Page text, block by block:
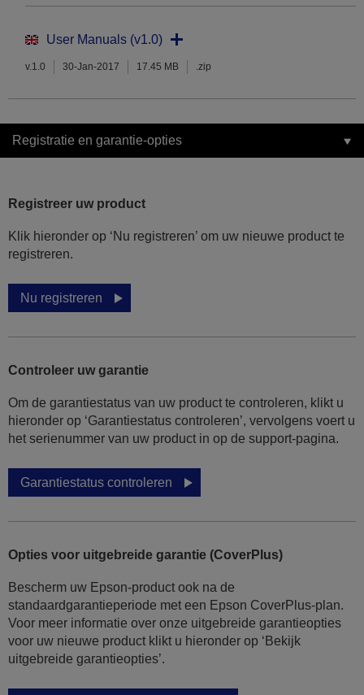
User Manuals (v1.0)
v.1.0 30-Jan-2017 17.45 MB .zip
Registratie en garantie-opties
Registreer uw product
Klik hieronder op ‘Nu registreren’ om uw nieuwe product te
registreren.
Nu registreren
Controleer uw garantie
Om de garantiestatus van uw product te controleren, klikt u
hieronder op ‘Garantiestatus controleren’, vervolgens voert u
het serienummer van uw product in op de support-pagina.
Garantiestatus controleren
Opties voor uitgebreide garantie (CoverPlus)
Bescherm uw Epson-product ook na de
standaardgarantieperiode met een Epson CoverPlus-plan.
Voor meer informatie over onze uitgebreide garantieopties
voor uw nieuwe product klikt u hieronder op ‘Bekijk
uitgebreide garantieopties’.